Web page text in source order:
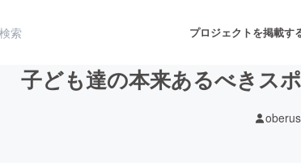
プロジェクトを掲載す
子ども達の本来あるべきス